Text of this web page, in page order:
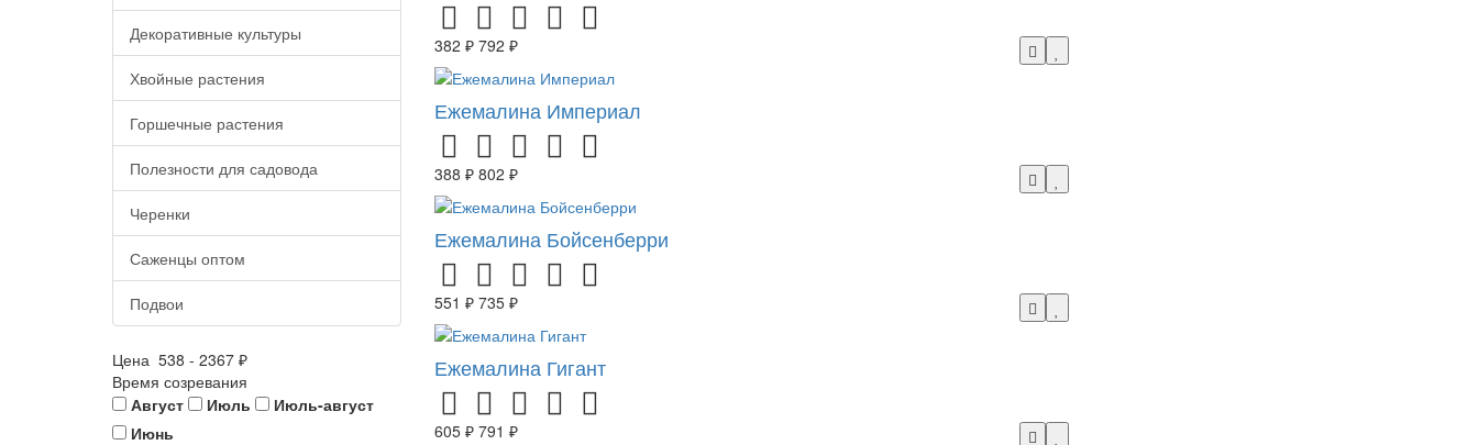
Декоративные культуры
Хвойные растения
Горшечные растения
Полезности для садовода
Черенки
Саженцы оптом
Подвои
Цена 538 - 2367 ₽
Время созревания
Август
Июль
Июль-август
Июнь
382 ₽ 792 ₽
Ежемалина Империал
388 ₽ 802 ₽
Ежемалина Бойсенберри
551 ₽ 735 ₽
Ежемалина Гигант
605 ₽ 791 ₽